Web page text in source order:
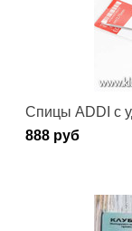
Спицы ADDI c
888 руб